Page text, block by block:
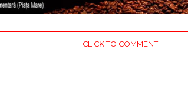
CLICK TO COMMENT